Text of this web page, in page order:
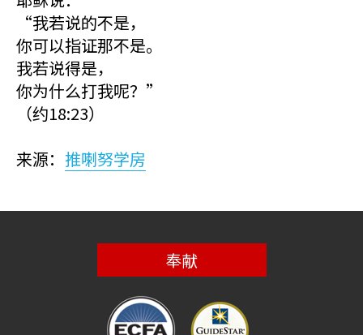
“我若说的不是，
你可以指证那不是。
我若说得是，
你为什么打我呢？”
（约18:23）
来源： 推喇努学房
奉献